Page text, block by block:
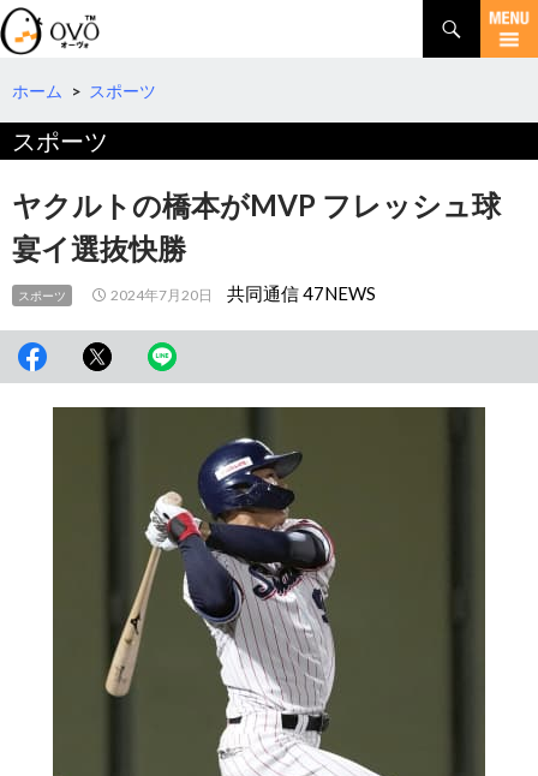
検
索
コ
テ
へ
ホーム > スポーツ
スポーツ
ヤクルトの橋本がMVP フレッシュ球
宴イ選抜快勝
スポーツ 2024年7月20日 共同通信 47NEWS